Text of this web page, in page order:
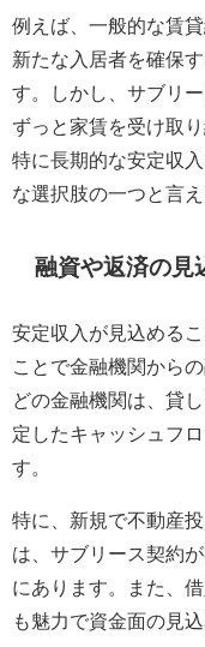
例えば、一般的な賃
新たな入居者を確保
す。しかし、サブリ
ずっと家賃を受け取
特に長期的な安定収
な選択肢の一つと言え
融資や返済の見
安定収入が見込める
ことで金融機関から
どの金融機関は、貸
定したキャッシュフ
す。
特に、新規で不動産
は、サブリース契約
にあります。また、
も魅力で資金面の見